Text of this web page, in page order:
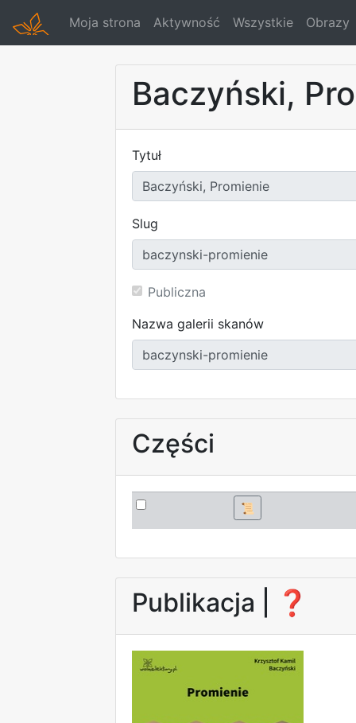
Moja strona Aktywność Wszystkie Obrazy
Baczyński,
Tytuł
Slug
Publiczna
Nazwa galerii skanów
Części
📜
Publikacja | ❓